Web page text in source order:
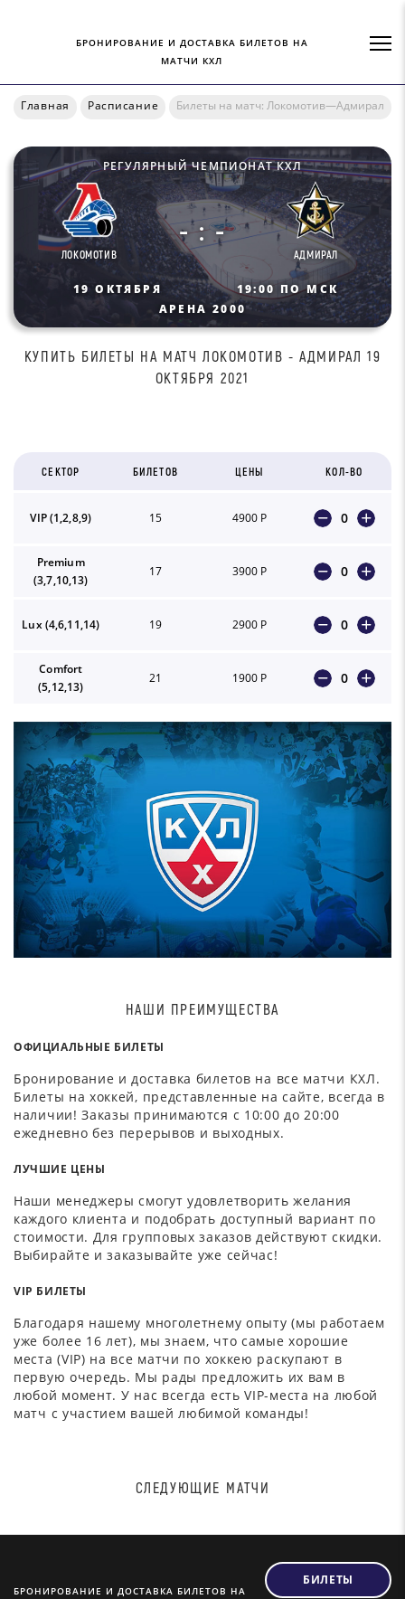
БРОНИРОВАНИЕ И ДОСТАВКА БИЛЕТОВ НА
МАТЧИ КХЛ
Главная Расписание Билеты на матч: Локомотив—Адмирал
РЕГУЛЯРНЫЙ ЧЕМПИОНАТ КХЛ
ЛОКОМОТИВ
- : -
АДМИРАЛ
19 ОКТЯБРЯ
19:00 ПО МСК
АРЕНА 2000
КУПИТЬ БИЛEТЫ НА МАТЧ ЛOКOМOТИВ - АДМИРАЛ 19
ОКТЯБРЯ 2021
СЕКТОР БИЛЕТОВ ЦЕНЫ КОЛ-ВО
VIP (1,2,8,9) 15 4900 Р 0
Premium
(3,7,10,13)
17 3900 Р 0
Lux (4,6,11,14) 19 2900 Р 0
Comfort
(5,12,13)
21 1900 Р 0
НАШИ ПРЕИМУЩЕСТВА
ОФИЦИАЛЬНЫЕ БИЛЕТЫ
Бронирование и доставка билетов на все матчи КХЛ.
Билеты на хоккей, представленные на сайте, всегда в
наличии! Заказы принимаются с 10:00 до 20:00
ежедневно без перерывов и выходных.
ЛУЧШИЕ ЦЕНЫ
Наши менеджеры смогут удовлетворить желания
каждого клиента и подобрать доступный вариант по
стоимости. Для групповых заказов действуют скидки.
Выбирайте и заказывайте уже сейчас!
VIP БИЛЕТЫ
Благодаря нашему многолетнему опыту (мы работаем
уже более 16 лет), мы знаем, что самые хорошие
места (VIP) на все матчи по хоккею раскупают в
первую очередь. Мы рады предложить их вам в
любой момент. У нас всегда есть VIP-места на любой
матч с участием вашей любимой команды!
СЛЕДУЮЩИЕ МАТЧИ
БРОНИРОВАНИЕ И ДОСТАВКА БИЛЕТОВ НА
БИЛЕТЫ